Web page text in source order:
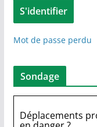
Mot de passe perdu
Sondage
Déplacements